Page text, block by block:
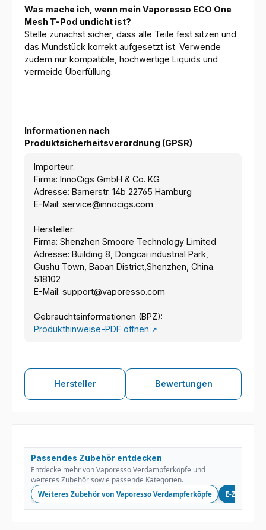
Was mache ich, wenn mein Vaporesso ECO One
Mesh T-Pod undicht ist?
Stelle zunächst sicher, dass alle Teile fest sitzen und
das Mundstück korrekt aufgesetzt ist. Verwende
zudem nur kompatible, hochwertige Liquids und
vermeide Überfüllung.
Informationen nach
Produktsicherheitsverordnung (GPSR)
Importeur:
Firma: InnoCigs GmbH & Co. KG
Adresse: Barnerstr. 14b 22765 Hamburg
E-Mail: service@innocigs.com
Hersteller:
Firma: Shenzhen Smoore Technology Limited
Adresse: Building 8, Dongcai industrial Park,
Gushu Town, Baoan District,Shenzhen, China.
518102
E-Mail: support@vaporesso.com
Gebrauchtsinformationen (BPZ):
Produkthinweise-PDF öffnen ↗
Hersteller Bewertungen
Passendes Zubehör entdecken
Entdecke mehr von Vaporesso Verdampferköpfe und
weiteres Zubehör sowie passende Kategorien.
Weiteres Zubehör von Vaporesso Verdampferköpfe E-